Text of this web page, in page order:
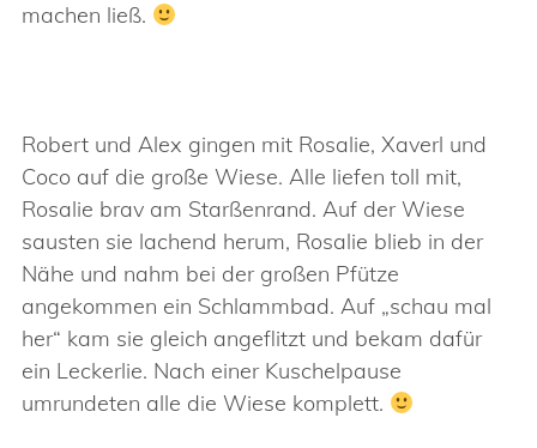
machen ließ.
Robert und Alex gingen mit Rosalie, Xaverl und
Coco auf die große Wiese. Alle liefen toll mit,
Rosalie brav am Starßenrand. Auf der Wiese
sausten sie lachend herum, Rosalie blieb in der
Nähe und nahm bei der großen Pfütze
angekommen ein Schlammbad. Auf „schau mal
her“ kam sie gleich angeflitzt und bekam dafür
ein Leckerlie. Nach einer Kuschelpause
umrundeten alle die Wiese komplett.